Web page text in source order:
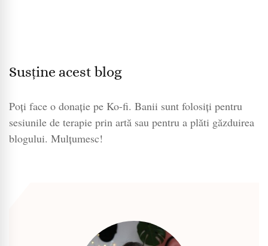
Susține acest blog
Poți face o donație pe Ko-fi. Banii sunt folosiți pentru
sesiunile de terapie prin artă sau pentru a plăti găzduirea
blogului. Mulțumesc!